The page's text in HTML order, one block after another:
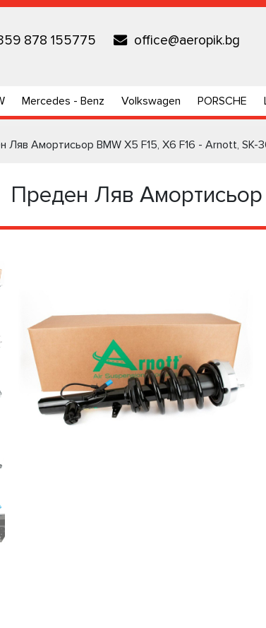
878 155775 office@aeropik.bg
Mercedes - Benz Volkswagen PORSCHE
Ляв Амортисьор BMW X5 F15, X6 F16 - Arnott, SK-
Преден Ляв Амортисьор